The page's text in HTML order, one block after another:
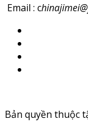
Email : c
Bản quyền thuộc